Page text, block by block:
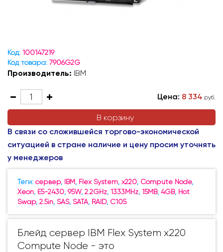
Код: 100147219
Код товара: 7906G2G
Производитель: IBM
В корзину
Цена: 8 334 руб.
В связи со сложившейся торгово-экономической
ситуацией в стране наличие и цену просим уточнять
у менеджеров
Теги: сервер, IBM, Flex System, x220, Compute Node,
Xeon, E5-2430, 95W, 2.2GHz, 1333MHz, 15MB, 4GB, Hot
Swap, 2.5in, SAS, SATA, RAID, C105
Блейд сервер IBM Flex System x220
Compute Node - это